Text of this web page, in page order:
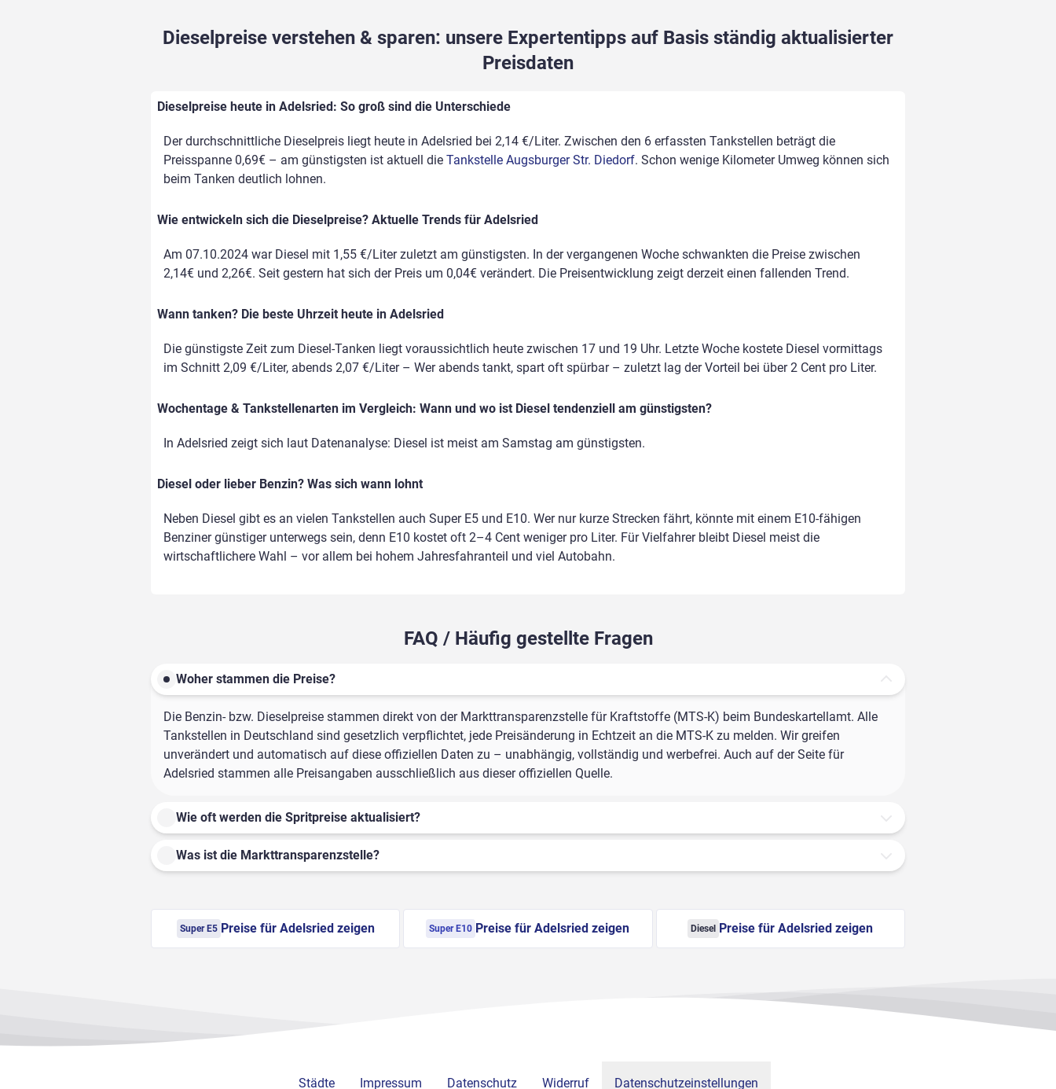
Dieselpreise verstehen & sparen: unsere Expertentipps auf Basis ständig aktualisierter
Preisdaten
Dieselpreise heute in Adelsried: So groß sind die Unterschiede
Der durchschnittliche Dieselpreis liegt heute in Adelsried bei 2,14 €/Liter. Zwischen den 6 erfassten Tankstellen beträgt die
Preisspanne 0,69€ – am günstigsten ist aktuell die Tankstelle Augsburger Str. Diedorf. Schon wenige Kilometer Umweg können sich
beim Tanken deutlich lohnen.
Wie entwickeln sich die Dieselpreise? Aktuelle Trends für Adelsried
Am 07.10.2024 war Diesel mit 1,55 €/Liter zuletzt am günstigsten. In der vergangenen Woche schwankten die Preise zwischen
2,14€ und 2,26€. Seit gestern hat sich der Preis um 0,04€ verändert. Die Preisentwicklung zeigt derzeit einen fallenden Trend.
Wann tanken? Die beste Uhrzeit heute in Adelsried
Die günstigste Zeit zum Diesel-Tanken liegt voraussichtlich heute zwischen 17 und 19 Uhr. Letzte Woche kostete Diesel vormittags
im Schnitt 2,09 €/Liter, abends 2,07 €/Liter – Wer abends tankt, spart oft spürbar – zuletzt lag der Vorteil bei über 2 Cent pro Liter.
Wochentage & Tankstellenarten im Vergleich: Wann und wo ist Diesel tendenziell am günstigsten?
In Adelsried zeigt sich laut Datenanalyse: Diesel ist meist am Samstag am günstigsten.
Diesel oder lieber Benzin? Was sich wann lohnt
Neben Diesel gibt es an vielen Tankstellen auch Super E5 und E10. Wer nur kurze Strecken fährt, könnte mit einem E10-fähigen
Benziner günstiger unterwegs sein, denn E10 kostet oft 2–4 Cent weniger pro Liter. Für Vielfahrer bleibt Diesel meist die
wirtschaftlichere Wahl – vor allem bei hohem Jahresfahranteil und viel Autobahn.
FAQ / Häufig gestellte Fragen
Woher stammen die Preise?
Die Benzin- bzw. Dieselpreise stammen direkt von der Markttransparenzstelle für Kraftstoffe (MTS-K) beim Bundeskartellamt. Alle
Tankstellen in Deutschland sind gesetzlich verpflichtet, jede Preisänderung in Echtzeit an die MTS-K zu melden. Wir greifen
unverändert und automatisch auf diese offiziellen Daten zu – unabhängig, vollständig und werbefrei. Auch auf der Seite für
Adelsried stammen alle Preisangaben ausschließlich aus dieser offiziellen Quelle.
Wie oft werden die Spritpreise aktualisiert?
Was ist die Markttransparenzstelle?
Super E5 Preise für Adelsried zeigen Super E10 Preise für Adelsried zeigen Diesel Preise für Adelsried zeigen
Städte Impressum Datenschutz Widerruf Datenschutzeinstellungen